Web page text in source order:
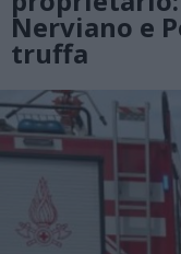
Nerviano e
truffa